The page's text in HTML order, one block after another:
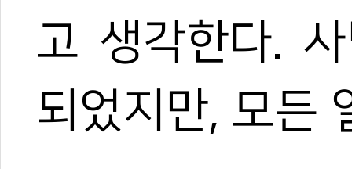
고 생각한다.
되었지만, 모든